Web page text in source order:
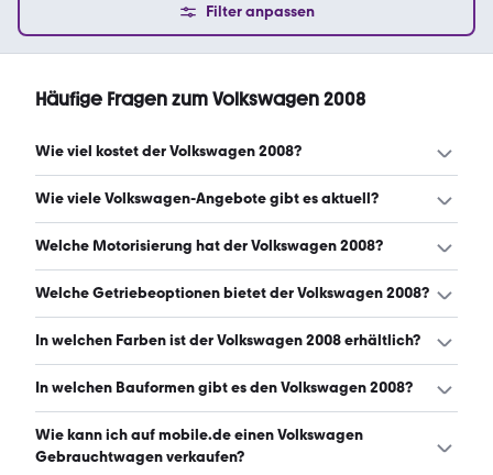
Filter anpassen
Häufige Fragen zum Volkswagen 2008
Wie viel kostet der Volkswagen 2008?
Ein guter Preis für einen Volkswagen 2008 liegt zwischen
Wie viele Volkswagen-Angebote gibt es aktuell?
Es gibt insgesamt 4.542 Volkswagen bei mobile.de, davon
Welche Motorisierung hat der Volkswagen 2008?
Der Volkswagen 2008 hat Leistungen zwischen 61 und
Welche Getriebeoptionen bietet der Volkswagen 2008?
Der Volkswagen 2008 ist mit manuellem, automatischem
6.8.2026)
In welchen Farben ist der Volkswagen 2008 erhältlich?
Den Volkswagen 2008 gibt es in folgenden Farben:
gelb, beige, gold und lila. Die häufigste Farbe ist schwarz.
(Stand: 6.8.2026)
In welchen Bauformen gibt es den Volkswagen 2008?
Den Volkswagen 2008 gibt es in folgenden Bauformen:
Limousine, Van, Kleinwagen, Kombi, SUV, Cabrio und
Wie kann ich auf mobile.de einen Volkswagen
Gebrauchtwagen verkaufen?